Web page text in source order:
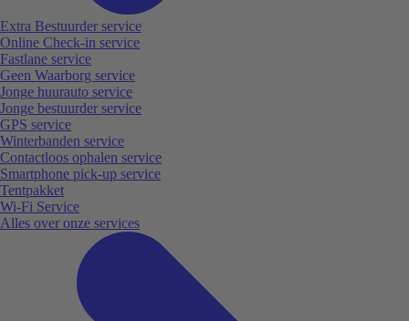
Extra Bestuurder service
Online Check-in service
Fastlane service
Geen Waarborg service
Jonge huurauto service
Jonge bestuurder service
GPS service
Winterbanden service
Contactloos ophalen service
Smartphone pick-up service
Tentpakket
Wi-Fi Service
Alles over onze services